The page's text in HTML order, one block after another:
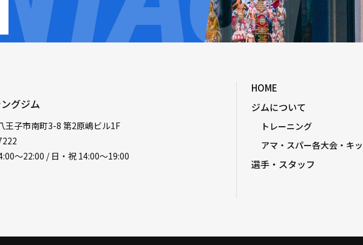
グジム
王子市南町3-8 第2原嶋ビル1F
〜22:00 / 日・祝 14:00〜19:00
HOME
ジムについて
トレーニング
アマ・スパー各大会・キ
選手・スタッフ